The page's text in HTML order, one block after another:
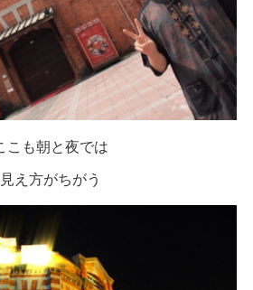
こも朝と夜では
見え方がちがう